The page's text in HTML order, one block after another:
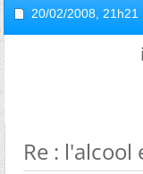
20/02/2008, 21h21
Re : l'alcool